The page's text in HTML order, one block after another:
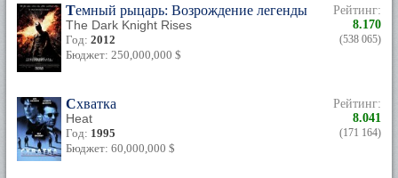
Темный рыцарь: Возрождение легенды
The Dark Knight Rises
Год: 2012
Бюджет: 250,000,000 $
Рейтинг:
8.170
(538 065)
Схватка
Heat
Год: 1995
Бюджет: 60,000,000 $
Рейтинг:
8.041
(171 164)